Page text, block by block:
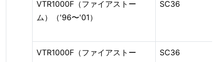
VTR1000F（ファイアストー
ム）（'96〜'01）
SC36
VTR1000F（ファイアストー
SC36